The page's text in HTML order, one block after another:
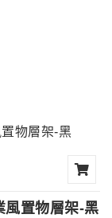
置物層架-黑